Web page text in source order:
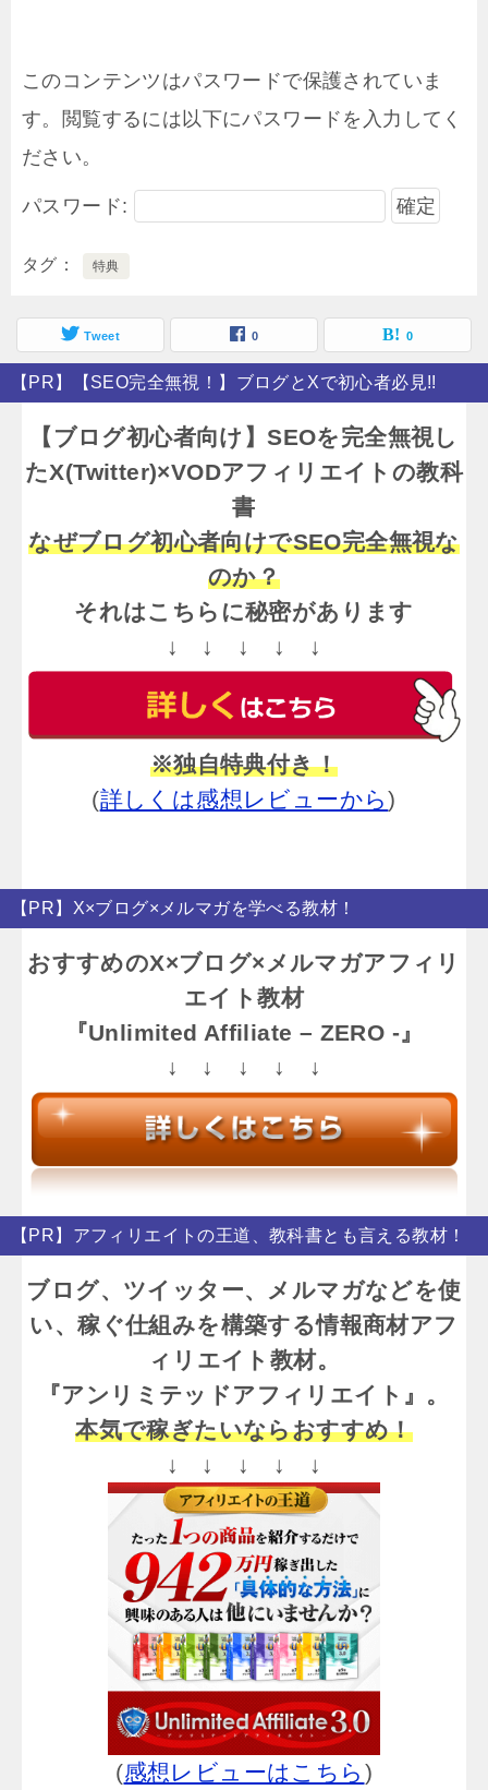
このコンテンツはパスワードで保護されていま
す。閲覧するには以下にパスワードを入力してく
ださい。
パスワード:
タグ 特典
Tweet 0 0
【PR】【SEO完全無視！】ブログとXで初心者必見!!
【ブログ初心者向け】SEOを完全無視し
たX(Twitter)×VODアフィリエイトの教科
書
なぜブログ初心者向けでSEO完全無視な
のか？
それはこちらに秘密があります
↓ ↓ ↓ ↓ ↓
※独自特典付き！
(詳しくは感想レビューから)
【PR】X×ブログ×メルマガを学べる教材！
おすすめのX×ブログ×メルマガアフィリ
エイト教材
『Unlimited Affiliate – ZERO -』
↓ ↓ ↓ ↓ ↓
【PR】アフィリエイトの王道、教科書とも言える教材！
ブログ、ツイッター、メルマガなどを使
い、稼ぐ仕組みを構築する情報商材アフ
ィリエイト教材。
『アンリミテッドアフィリエイト』。
本気で稼ぎたいならおすすめ！
↓ ↓ ↓ ↓ ↓
(感想レビューはこちら )